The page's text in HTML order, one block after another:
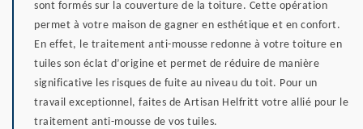
sont formés sur la couverture de la toiture. Cette opération
permet à votre maison de gagner en esthétique et en confort.
En effet, le traitement anti-mousse redonne à votre toiture en
tuiles son éclat d’origine et permet de réduire de manière
significative les risques de fuite au niveau du toit. Pour un
travail exceptionnel, faites de Artisan Helfritt votre allié pour le
traitement anti-mousse de vos tuiles.